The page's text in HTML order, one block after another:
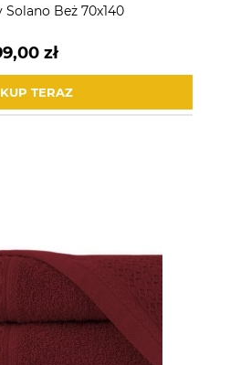
Solano Beż 70x140
zł
KUP TERAZ